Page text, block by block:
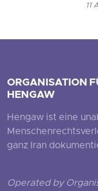
11
ORGANISATION
HENGAW
Hengaw ist eine
ganz Iran
Operated by